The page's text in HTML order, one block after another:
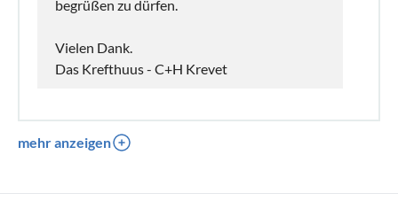
begrüßen zu dürfen.
Vielen Dank.
Das Krefthuus - C+H Krevet
mehr anzeigen